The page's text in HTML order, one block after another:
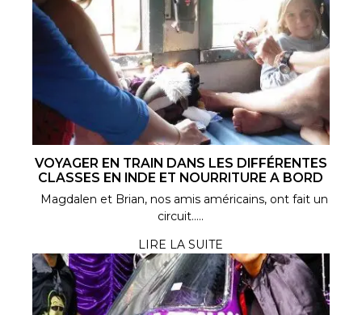
VOYAGER EN TRAIN DANS LES DIFFÉRENTES
CLASSES EN INDE ET NOURRITURE A BORD
Magdalen et Brian, nos amis américains, ont fait un
circuit.....
LIRE LA SUITE